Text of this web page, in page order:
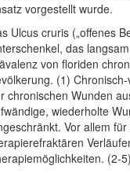
vorgestellt wurde.
Ulcus cruris („offenes
das
von floriden
(1)
chronischen Wunden
wiederholte
Vor allem
(2-5)